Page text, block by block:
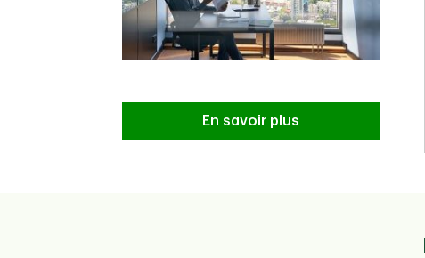
En savoir plus